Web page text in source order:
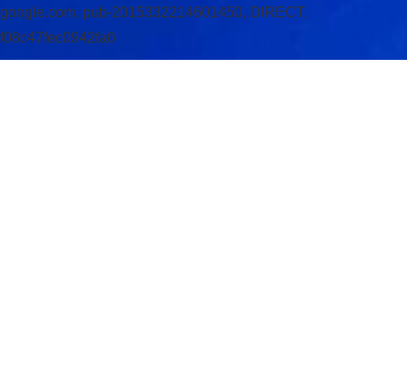
google.com, pub-2015332214601450, DIRECT,
f08c47fec0942fa0